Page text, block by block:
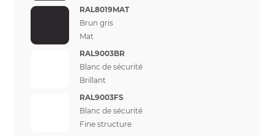
RAL8019MAT
Brun gris
Mat
RAL9003BR
Blanc de sécurité
Brillant
RAL9003FS
Blanc de sécurité
Fine structure